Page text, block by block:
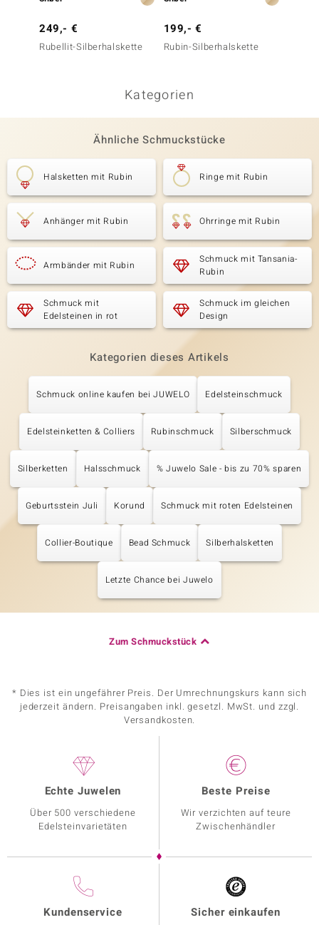
249,- €
Rubellit-Silberhalskette
199,- €
Rubin-Silberhalskette
Kategorien
Ähnliche Schmuckstücke
Halsketten mit Rubin Ringe mit Rubin
Anhänger mit Rubin Ohrringe mit Rubin
Armbänder mit Rubin
Schmuck mit Tansania-
Rubin
Schmuck mit
Edelsteinen in rot
Schmuck im gleichen
Design
Kategorien dieses Artikels
Schmuck online kaufen bei JUWELO Edelsteinschmuck
Edelsteinketten & Colliers Rubinschmuck Silberschmuck
Silberketten Halsschmuck % Juwelo Sale - bis zu 70% sparen
Geburtsstein Juli Korund Schmuck mit roten Edelsteinen
Collier-Boutique Bead Schmuck Silberhalsketten
Letzte Chance bei Juwelo
Zum Schmuckstück
* Dies ist ein ungefährer Preis. Der Umrechnungskurs kann sich
jederzeit ändern. Preisangaben inkl. gesetzl. MwSt. und zzgl.
Versandkosten.
Echte Juwelen
Über 500 verschiedene
Edelsteinvarietäten
Beste Preise
Wir verzichten auf teure
Zwischenhändler
Kundenservice Sicher einkaufen